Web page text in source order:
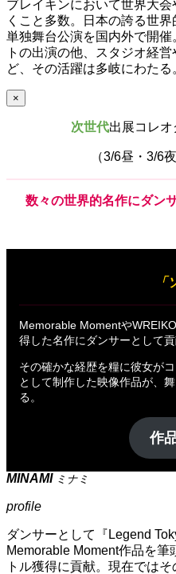
ブレイキンにおいて世界大
くこと多数。日本の誇る世
単独舞台公演を国内外で開
トの出演の他、スタジオ経
ど、その活躍は多岐にわたる
×
次世代出展コレ
（3/6昼・3/6
数々の世界的名作にダン
「
Memorable Momentや
得した名作にダンサーとして
その確かな経歴を糧に彼女が
として制作した映像作品が、
る。
作
MINAMIミナミ
profile
ダンサーとして『Legend
Memorable Moment作品を筆
トル獲得に貢献。現在では